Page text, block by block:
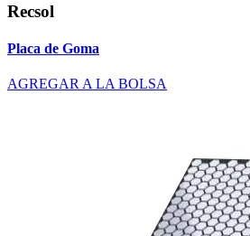
Recsol
Placa de Goma
AGREGAR A LA BOLSA